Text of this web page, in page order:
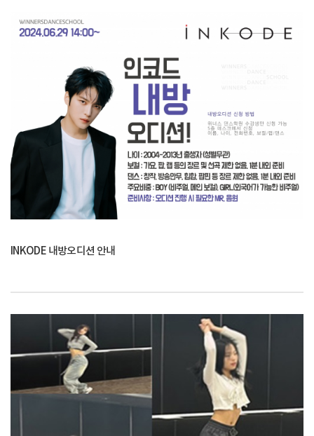
INKODE 내방오디션 안내